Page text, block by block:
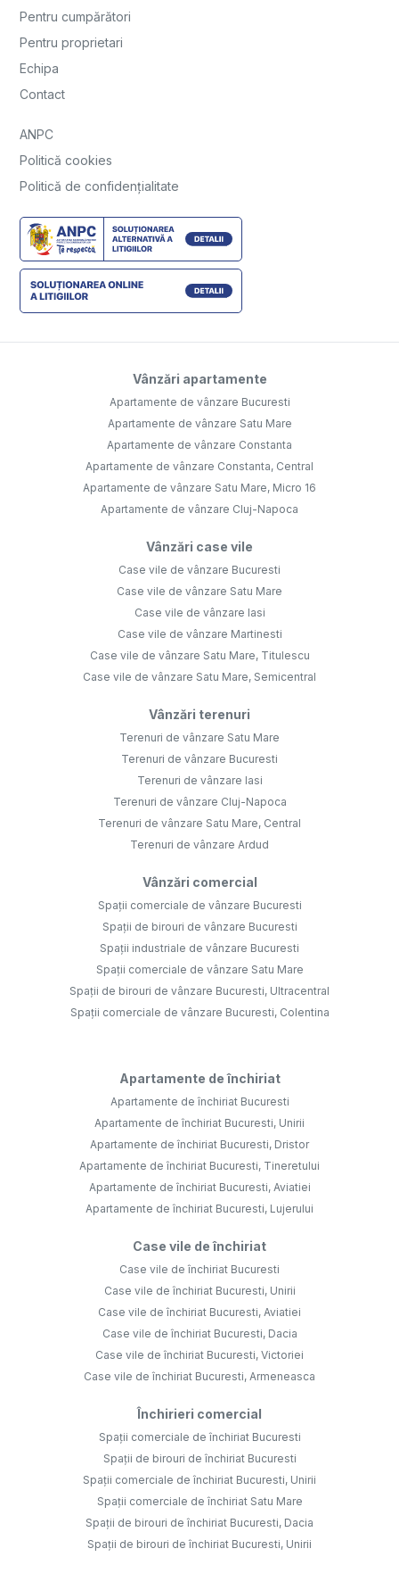
Pentru cumpărători
Pentru proprietari
Echipa
Contact
ANPC
Politică cookies
Politică de confidențialitate
Vânzări apartamente
Apartamente de vânzare Bucuresti
Apartamente de vânzare Satu Mare
Apartamente de vânzare Constanta
Apartamente de vânzare Constanta, Central
Apartamente de vânzare Satu Mare, Micro 16
Apartamente de vânzare Cluj-Napoca
Vânzări case vile
Case vile de vânzare Bucuresti
Case vile de vânzare Satu Mare
Case vile de vânzare Iasi
Case vile de vânzare Martinesti
Case vile de vânzare Satu Mare, Titulescu
Case vile de vânzare Satu Mare, Semicentral
Vânzări terenuri
Terenuri de vânzare Satu Mare
Terenuri de vânzare Bucuresti
Terenuri de vânzare Iasi
Terenuri de vânzare Cluj-Napoca
Terenuri de vânzare Satu Mare, Central
Terenuri de vânzare Ardud
Vânzări comercial
Spații comerciale de vânzare Bucuresti
Spații de birouri de vânzare Bucuresti
Spații industriale de vânzare Bucuresti
Spații comerciale de vânzare Satu Mare
Spații de birouri de vânzare Bucuresti, Ultracentral
Spații comerciale de vânzare Bucuresti, Colentina
Apartamente de închiriat
Apartamente de închiriat Bucuresti
Apartamente de închiriat Bucuresti, Unirii
Apartamente de închiriat Bucuresti, Dristor
Apartamente de închiriat Bucuresti, Tineretului
Apartamente de închiriat Bucuresti, Aviatiei
Apartamente de închiriat Bucuresti, Lujerului
Case vile de închiriat
Case vile de închiriat Bucuresti
Case vile de închiriat Bucuresti, Unirii
Case vile de închiriat Bucuresti, Aviatiei
Case vile de închiriat Bucuresti, Dacia
Case vile de închiriat Bucuresti, Victoriei
Case vile de închiriat Bucuresti, Armeneasca
Închirieri comercial
Spații comerciale de închiriat Bucuresti
Spații de birouri de închiriat Bucuresti
Spații comerciale de închiriat Bucuresti, Unirii
Spații comerciale de închiriat Satu Mare
Spații de birouri de închiriat Bucuresti, Dacia
Spații de birouri de închiriat Bucuresti, Unirii